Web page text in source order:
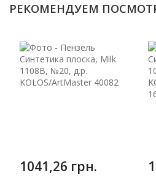
РЕКОМЕНДУЕМ
1041,26 грн.